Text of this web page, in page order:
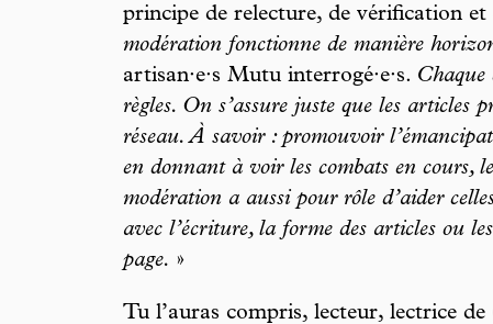
principe de relecture, de vérification et
modération fonctionne de manière
artisan·e·s Mutu interrogé·e·s. Chaque
règles. On s’assure juste que les articles
réseau. À savoir : promouvoir
en donnant à voir les combats en cours,
modération a aussi pour rôle d’aider
avec l’écriture, la forme des articles ou
page. »
Tu l’auras compris, lecteur, lectrice de